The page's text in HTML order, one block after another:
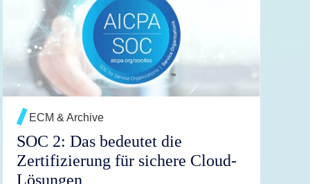
Rechtsabteilung
Einkauf & Beschaffung
Zertifizierungen
Release NewsWEITERLESEN →
ECM & Archive
SOC 2: Das bedeutet die
Zertifizierung für sichere Cloud-
Lösungen